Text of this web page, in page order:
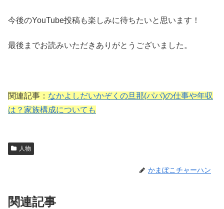
今後のYouTube投稿も楽しみに待ちたいと思います！
最後までお読みいただきありがとうございました。
関連記事： なかよしだいかぞくの旦那(パパ)の仕事や年収
は？家族構成についても
人物
かまぼこチャーハン
関連記事